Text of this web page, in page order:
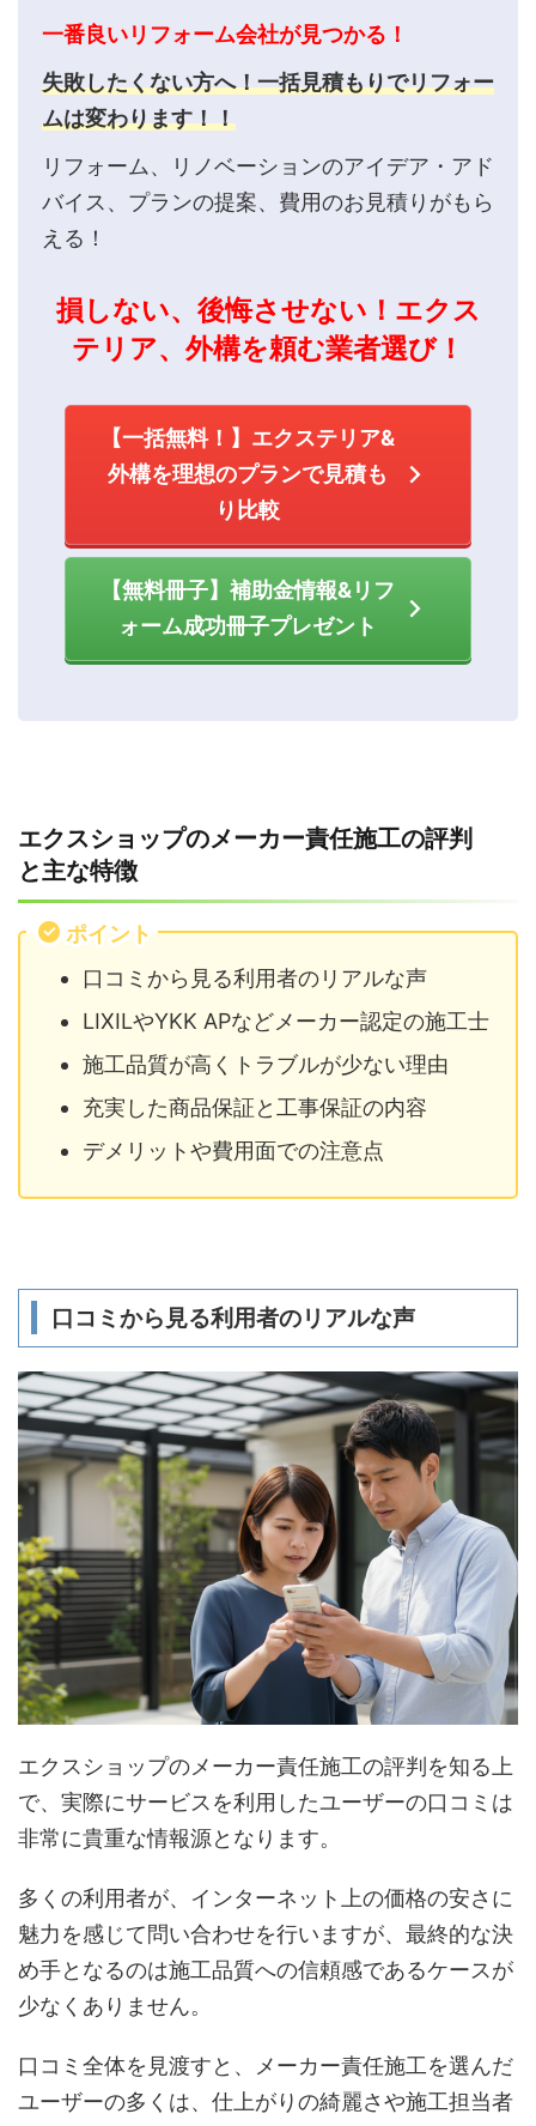
一番良いリフォーム会社が見つかる！
失敗したくない方へ！一括見積もりでリフォー
ムは変わります！！
リフォーム、リノベーションのアイデア・アド
バイス、プランの提案、費用のお見積りがもら
える！
損しない、後悔させない！エクス
テリア、外構を頼む業者選び！
【一括無料！】エクステリア&
外構を理想のプランで見積も
り比較
【無料冊子】補助金情報&リフ
ォーム成功冊子プレゼント
エクスショップのメーカー責任施工の評判
と主な特徴
ポイント
口コミから見る利用者のリアルな声
LIXILやYKK APなどメーカー認定の施工士
施工品質が高くトラブルが少ない理由
充実した商品保証と工事保証の内容
デメリットや費用面での注意点
口コミから見る利用者のリアルな声
エクスショップのメーカー責任施工の評判を知る上
で、実際にサービスを利用したユーザーの口コミは
非常に貴重な情報源となります。
多くの利用者が、インターネット上の価格の安さに
魅力を感じて問い合わせを行いますが、最終的な決
め手となるのは施工品質への信頼感であるケースが
少なくありません。
口コミ全体を見渡すと、メーカー責任施工を選んだ
ユーザーの多くは、仕上がりの綺麗さや施工担当者